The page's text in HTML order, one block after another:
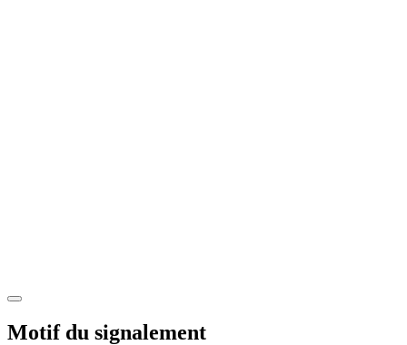
Motif du signalement